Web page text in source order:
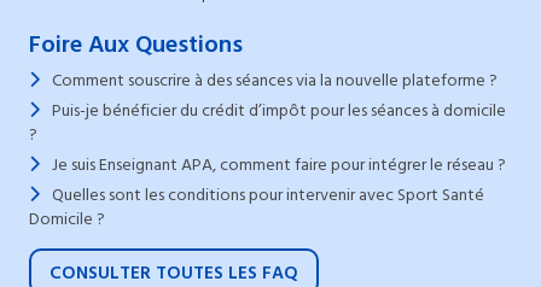
Foire Aux Questions
Comment souscrire à des séances via la nouvelle plateforme ?
Puis-je bénéficier du crédit d’impôt pour les séances à domicile
?
Je suis Enseignant APA, comment faire pour intégrer le réseau ?
Quelles sont les conditions pour intervenir avec Sport Santé
Domicile ?
CONSULTER TOUTES LES FAQ